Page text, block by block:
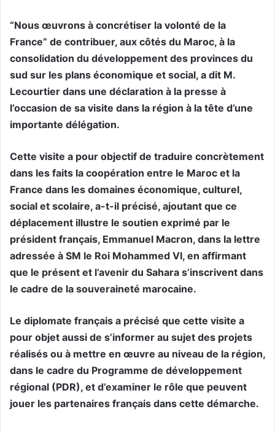
“Nous œuvrons à concrétiser la volonté de la
France” de contribuer, aux côtés du Maroc, à la
consolidation du développement des provinces du
sud sur les plans économique et social, a dit M.
Lecourtier dans une déclaration à la presse à
l’occasion de sa visite dans la région à la tête d’une
importante délégation.
Cette visite a pour objectif de traduire concrètement
dans les faits la coopération entre le Maroc et la
France dans les domaines économique, culturel,
social et scolaire, a-t-il précisé, ajoutant que ce
déplacement illustre le soutien exprimé par le
président français, Emmanuel Macron, dans la lettre
adressée à SM le Roi Mohammed VI, en affirmant
que le présent et l’avenir du Sahara s’inscrivent dans
le cadre de la souveraineté marocaine.
Le diplomate français a précisé que cette visite a
pour objet aussi de s’informer au sujet des projets
réalisés ou à mettre en œuvre au niveau de la région,
dans le cadre du Programme de développement
régional (PDR), et d’examiner le rôle que peuvent
jouer les partenaires français dans cette démarche.